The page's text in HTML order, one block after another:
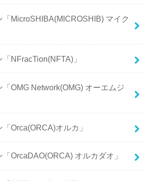
MicroSHIBA(MICROSHIB) マイク
NFracTion(NFTA)」
OMG Network(OMG) オーエムジ
Orca(ORCA)オルカ」
OrcaDAO(ORCA) オルカダオ」